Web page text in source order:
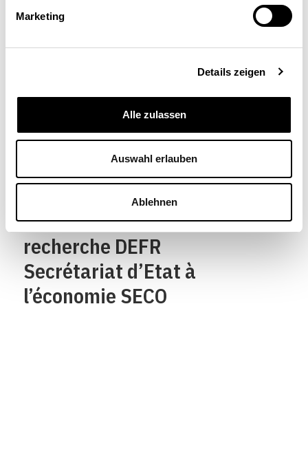
Marketing
Details zeigen
Alle zulassen
Auswahl erlauben
Ablehnen
Confederazione Svizzera
Confederaziun svizra
Département fédéral de
de la formation et de la
recherche DEFR
Secrétariat d’Etat à
l’économie SECO